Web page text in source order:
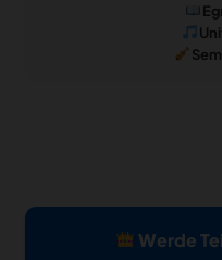
Werde